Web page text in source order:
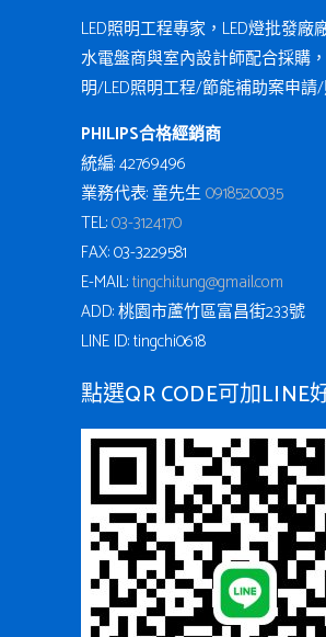
LED照明工程專家，LED燈批發廠
水電盤商與室內設計師配合採購
明/LED照明工程/節能補助案申請
PHILIPS合格經銷商
統編: 42769496
業務代表: 童先生0918520035
TEL:03-3124170
FAX: 03-3229581
E-MAIL:tingchi.tung@gmail.com
ADD: 桃園市蘆竹區富昌街233號
LINE ID: tingchi0618
點選QR CODE可加LINE